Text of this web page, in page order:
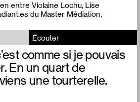
entre Violaine Lochu, Lise
du Master Médiation,
Écouter
comme si je pouvais
En un quart de
une tourterelle.